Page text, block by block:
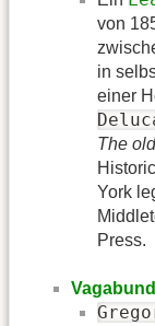
von
in
einer
The
York
Press.